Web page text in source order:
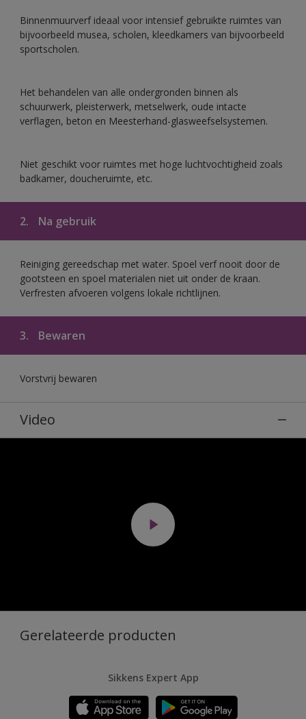
Binnenmuurverf ideaal voor intensief gebruikte ruimtes van
bijvoorbeeld musea, scholen, kleedkamers van bijvoorbeeld
sportscholen.
Het behandelen van alle ondergronden binnen als
schuurwerk, pleisterwerk, metselwerk, oude intacte
verflagen, beton en Meesterhand-glasweefselsystemen.
Niet geschikt voor ruimtes met hoge luchtvochtigheid zoals
badkamer, doucheruimte, etc.
2. Na gebruik
Reiniging gereedschap met water. Spoel verf nooit door de
gootsteen en spoel materialen niet uit onder de kraan.
Verfresten afvoeren volgens lokale richtlijnen.
3. Bewaren
Vorstvrij bewaren
Video
Gerelateerde producten
Sikkens Expert App